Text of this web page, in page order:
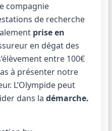
compagnie
de recherche
prise en
en dégat des
entre 100€
à présenter notre
L’Olympide peut
dans la démarche.